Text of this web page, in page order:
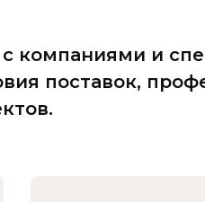
компаниями и
поставок,